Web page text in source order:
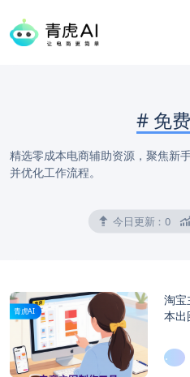
# 免
精选零成本电商辅助资源，聚焦新
并优化工作流程。
今日更新：0
青虎AI
淘宝
本出